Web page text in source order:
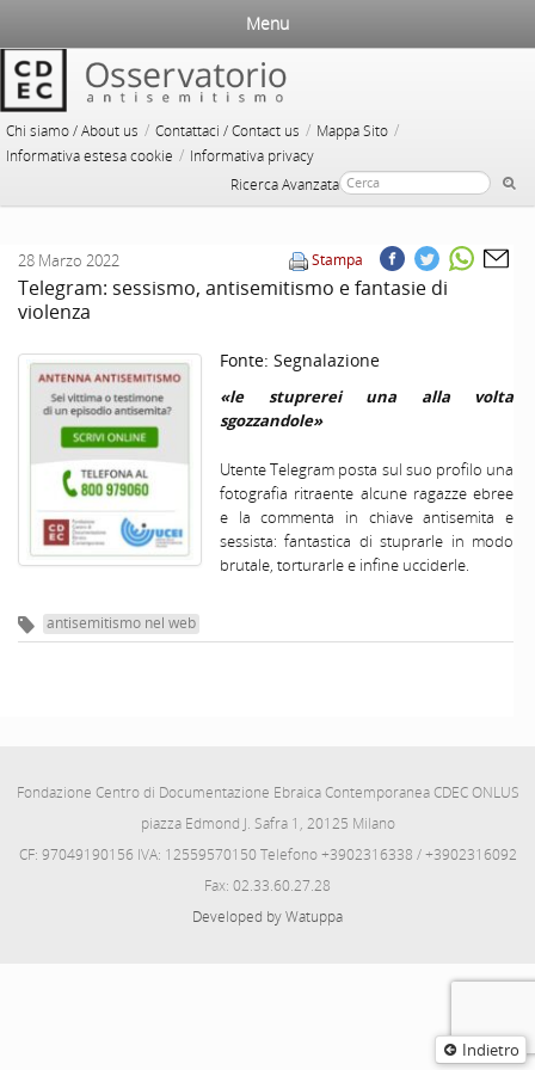
Chi siamo / About us / Contattaci / Contact us / Mappa Sito /
Informativa estesa cookie / Informativa privacy
Ricerca Avanzata
Menu
Indietro
Stampa
28 Marzo 2022
Telegram: sessismo, antisemitismo e fantasie di
violenza
Fonte: Segnalazione
«le stuprerei una alla volta
sgozzandole»
Utente Telegram posta sul suo profilo una
fotografia ritraente alcune ragazze ebree
e la commenta in chiave antisemita e
sessista: fantastica di stuprarle in modo
brutale, torturarle e infine ucciderle.
antisemitismo nel web
Fondazione Centro di Documentazione Ebraica Contemporanea CDEC ONLUS
piazza Edmond J. Safra 1, 20125 Milano
CF: 97049190156 IVA: 12559570150 Telefono +3902316338 / +3902316092
Fax: 02.33.60.27.28
Developed by Watuppa